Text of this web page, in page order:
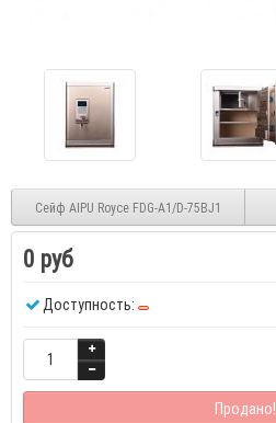
Сейф AIPU Royce FDG-A1/D-75BJ1
0 руб
Доступность:
Продано!